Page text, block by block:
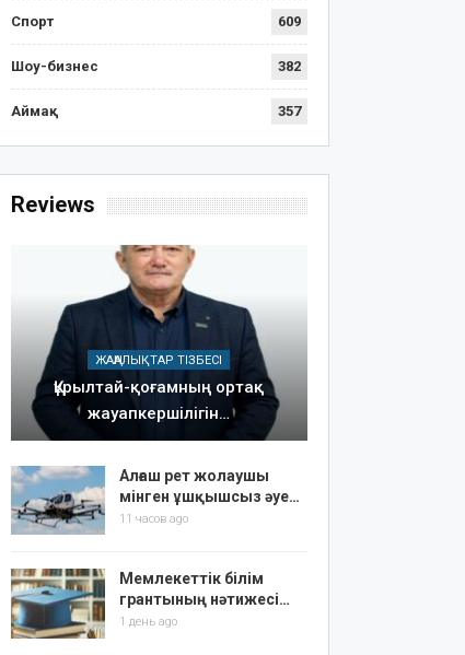
Спорт 609
Шоу-бизнес 382
Аймақ 357
Reviews
ЖАҢАЛЫҚТАР ТІЗБЕСІ
Құрылтай-қоғамның ортақ
жауапкершілігін…
Алғаш рет жолаушы
мінген ұшқышсыз әуе…
11 часов ago
Мемлекеттік білім
грантының нәтижесі…
1 день ago